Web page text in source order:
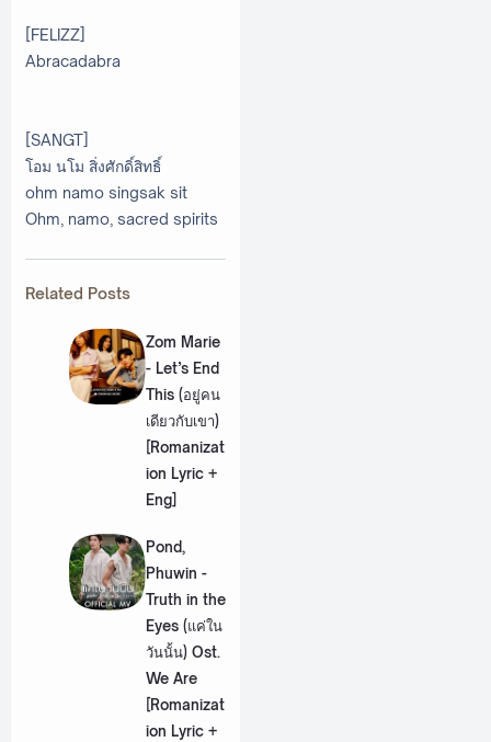
[FELIZZ]
Abracadabra
[SANGT]
โอม นโม สิ่งศักดิ์สิทธิ์
ohm namo singsak sit
Ohm, namo, sacred spirits
Related Posts
Zom Marie
- Let’s End
This (อยู่คน
เดียวกับเขา)
[Romanizat
ion Lyric +
Eng]
Pond,
Phuwin -
Truth in the
Eyes (แค่ใน
วันนั้น) Ost.
We Are
[Romanizat
ion Lyric +